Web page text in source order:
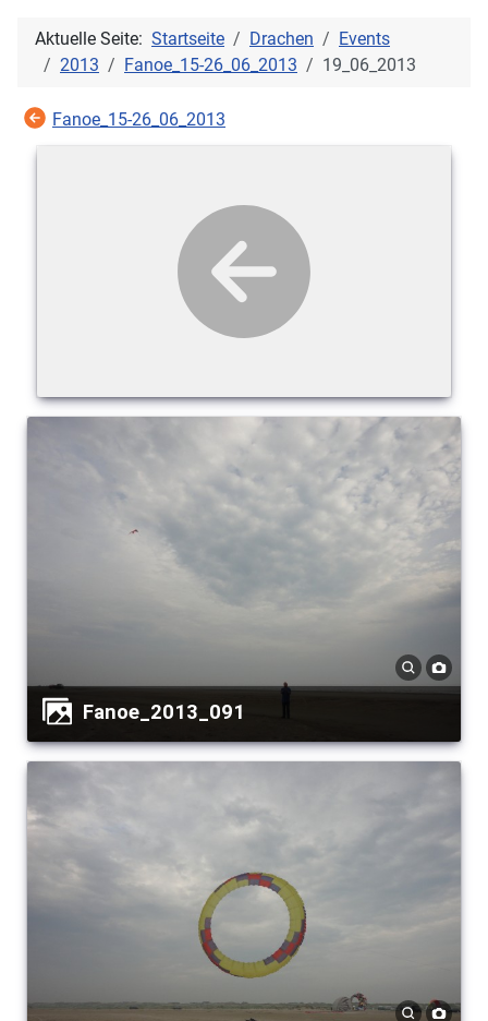
Aktuelle Seite: Startseite Drachen
Events
2013
Fanoe_15-26_06_2013 19_06_2013
Fanoe_15-26_06_2013
Fanoe_2013_091